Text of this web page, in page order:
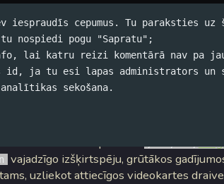
iespraudīs cepumus. Tu paraksties uz
nospiedi pogu "Sapratu";
lai katru reizi komentārā nav pa
id, ja tu esi lapas administrators un
sekošana.
piedzīšana
07.03.2007. 06:44 /
- atliek vien paeditēt
vajadzīgo izšķirtspēju, grūtākos
uzliekot attiecīgos videokartes